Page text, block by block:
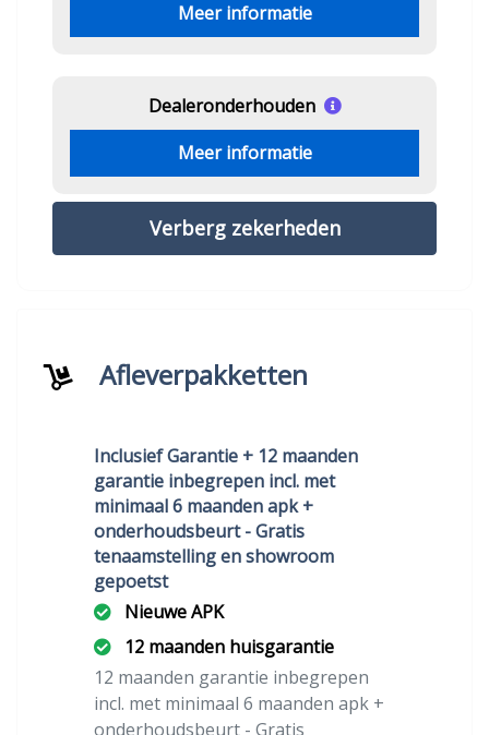
Meer informatie
Dealeronderhouden
Meer informatie
Verberg zekerheden
Afleverpakketten
Inclusief Garantie + 12 maanden
garantie inbegrepen incl. met
minimaal 6 maanden apk +
onderhoudsbeurt - Gratis
tenaamstelling en showroom
gepoetst
Nieuwe APK
12 maanden huisgarantie
12 maanden garantie inbegrepen
incl. met minimaal 6 maanden apk +
onderhoudsbeurt - Gratis